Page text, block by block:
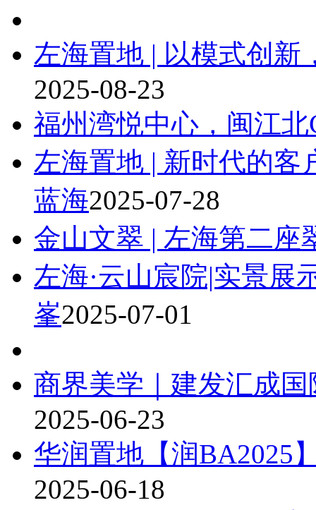
左海置地 | 以模式创
2025-08-23
福州湾悦中心，闽江
左海置地 | 新时代的客
蓝海2025-07-28
金山文翠 | 左海第二座
左海·云山宸院|实景展
峯2025-07-01
商界美学｜建发汇成
2025-06-23
华润置地【润BA2025
2025-06-18